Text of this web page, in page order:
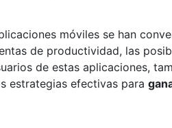
móviles se han
de productividad, las
de estas aplicaciones,
estrategias efectivas para